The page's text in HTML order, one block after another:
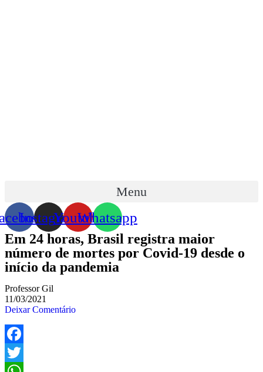
Menu
InstagramYoutubeWhatsapp
Em 24 horas, Brasil registra maior
número de mortes por Covid-19 desde o
início da pandemia
Professor Gil
11/03/2021
Deixar Comentário
Facebook